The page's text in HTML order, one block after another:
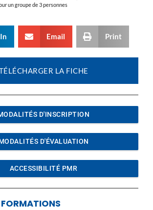
un groupe de 3 personnes
Email Print
LA FICHE
D'INSCRIPTION
D'ÉVALUATION
ACCESSIBILITÉ PMR